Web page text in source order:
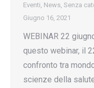
Eventi News Senza
Giugno 16, 2021
WEBINAR 22
questo webinar, il
confronto tra
scienze della